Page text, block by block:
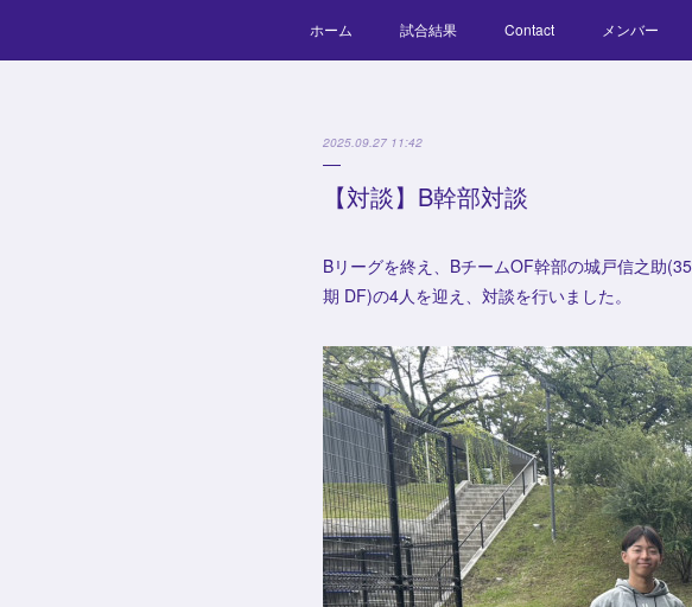
ホーム 試合結果 Contact メンバー
2025.09.27 11:42
【対談】B幹部対談
Bリーグを終え、BチームOF幹部の城戸信之助
期 DF)の4人を迎え、対談を行いました。